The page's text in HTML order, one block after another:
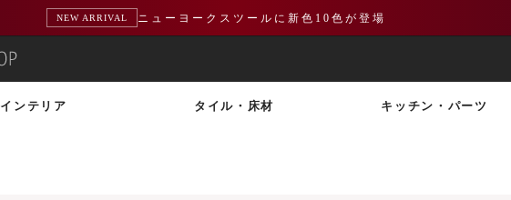
NEW ARRIVAL ニューヨークスツールに新色10色が登場
インテリア タイル・床材 キッチン・パーツ